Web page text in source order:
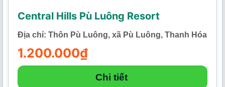
Central Hills Pù Luông Resort
Địa chỉ: Thôn Pù Luông, xã Pù Luông, Thanh Hóa
1.200.000₫
Chi tiết